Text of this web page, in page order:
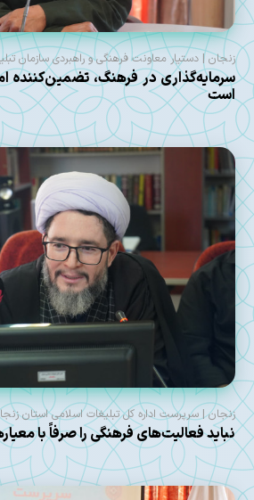
زنجان | دستیار معاونت فرهنگی و راهبردی سازمان
سرمایه‌گذاری در فرهنگ، تضمین‌کننده
است
زنجان | سرپرست اداره کل تبلیغات اسلامی استان
نباید فعالیت‌های فرهنگی را صرفاً با